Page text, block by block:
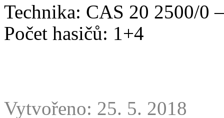
Technika: CAS 20 2500/0
Počet hasičů: 1+4
Vytvořeno: 25. 5. 2018